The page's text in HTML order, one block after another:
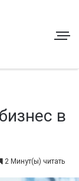
в
2 Минут(ы) читать